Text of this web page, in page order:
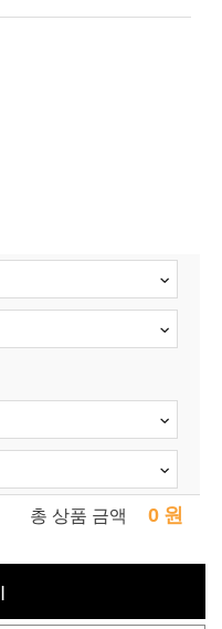
총 상품 금액 0 원